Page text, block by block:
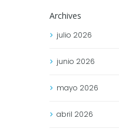
Archives
julio 2026
junio 2026
mayo 2026
abril 2026